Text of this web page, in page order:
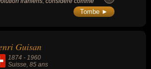
par les États-Unis, l'image de
en Iran est celle d'un
de 30 ans. Il est assassiné par l'armée
en 2020 lors d'un raid sur
Tombe ►
Guisan
1874 - 1960
Suisse, 85 ans